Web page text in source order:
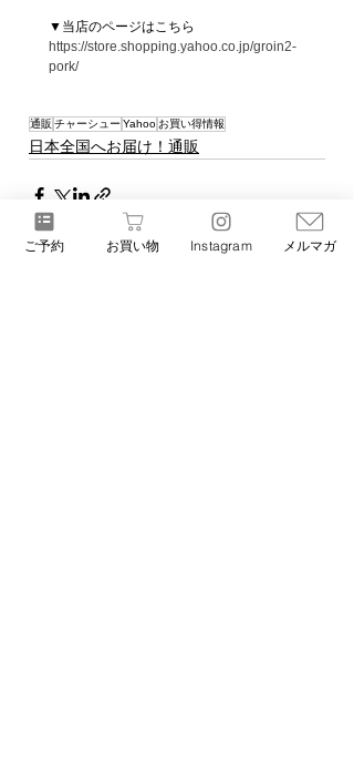
▼当店のページはこちら
https://store.shopping.yahoo.co.jp/groin2-
pork/
通販 チャーシュー Yahoo お買い得情報
日本全国へお届け！通販
ご予約 お買い物 Instagram メルマガ